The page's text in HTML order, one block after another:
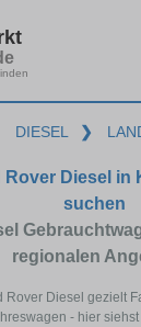
DIESEL ❯
Diesel in
suchen
regionalen
Rover Diesel gezielt
- hier